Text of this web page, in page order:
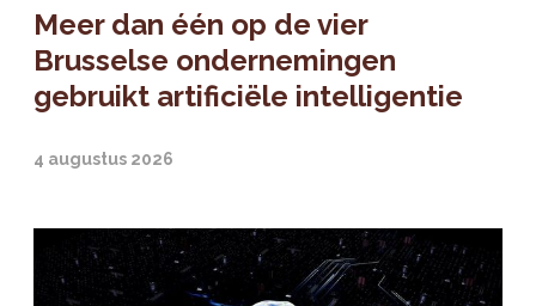
Meer dan één op de vier
Brusselse ondernemingen
gebruikt artificiële intelligentie
4 augustus 2026